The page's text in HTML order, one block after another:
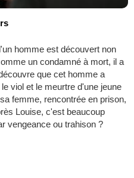
homme est découvert non
un condamné à mort, il a
que cet homme a
viol et le meurtre d'une jeune
femme, rencontrée en prison,
Louise, c'est beaucoup
vengeance ou trahison ?